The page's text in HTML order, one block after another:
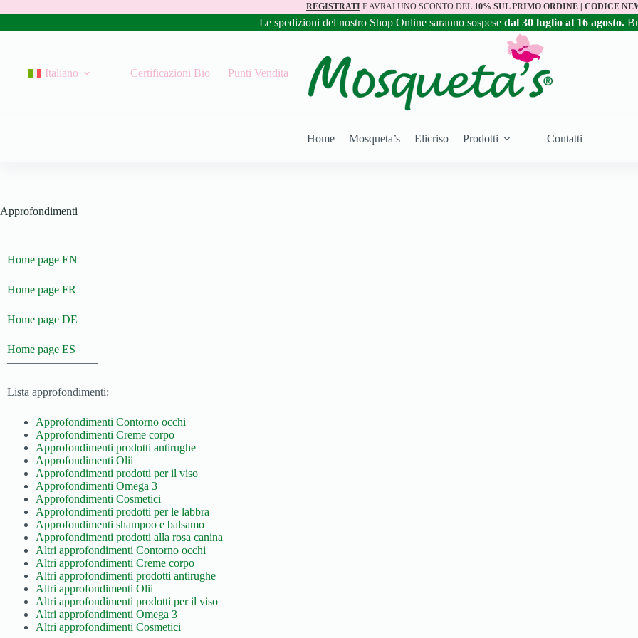
REGISTRATI E AVRAI UNO SCONTO DEL 10% SUL PRIMO ORDINE | CODICE
Le spedizioni del nostro Shop Online saranno sospese dal 30 luglio al 16 agosto.
Italiano Certificazioni Bio Punti Vendita
Home Mosqueta’s Elicriso Prodotti Contatti
Approfondimenti
Home page EN
Home page FR
Home page DE
Home page ES
————————
Lista approfondimenti:
Approfondimenti Contorno occhi
Approfondimenti Creme corpo
Approfondimenti prodotti antirughe
Approfondimenti Olii
Approfondimenti prodotti per il viso
Approfondimenti Omega 3
Approfondimenti Cosmetici
Approfondimenti prodotti per le labbra
Approfondimenti shampoo e balsamo
Approfondimenti prodotti alla rosa canina
Altri approfondimenti Contorno occhi
Altri approfondimenti Creme corpo
Altri approfondimenti prodotti antirughe
Altri approfondimenti Olii
Altri approfondimenti prodotti per il viso
Altri approfondimenti Omega 3
Altri approfondimenti Cosmetici